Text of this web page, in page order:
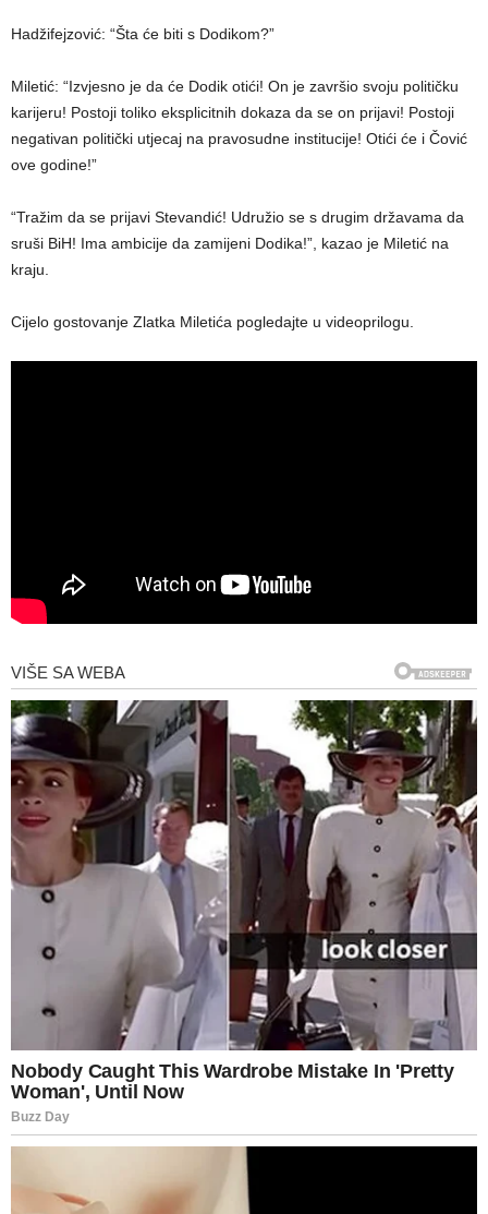
Hadžifejzović: “Šta će biti s Dodikom?”
Miletić: “Izvjesno je da će Dodik otići! On je završio svoju političku
karijeru! Postoji toliko eksplicitnih dokaza da se on prijavi! Postoji
negativan politički utjecaj na pravosudne institucije! Otići će i Čović
ove godine!”
“Tražim da se prijavi Stevandić! Udružio se s drugim državama da
sruši BiH! Ima ambicije da zamijeni Dodika!”, kazao je Miletić na
kraju.
Cijelo gostovanje Zlatka Miletića pogledajte u videoprilogu.